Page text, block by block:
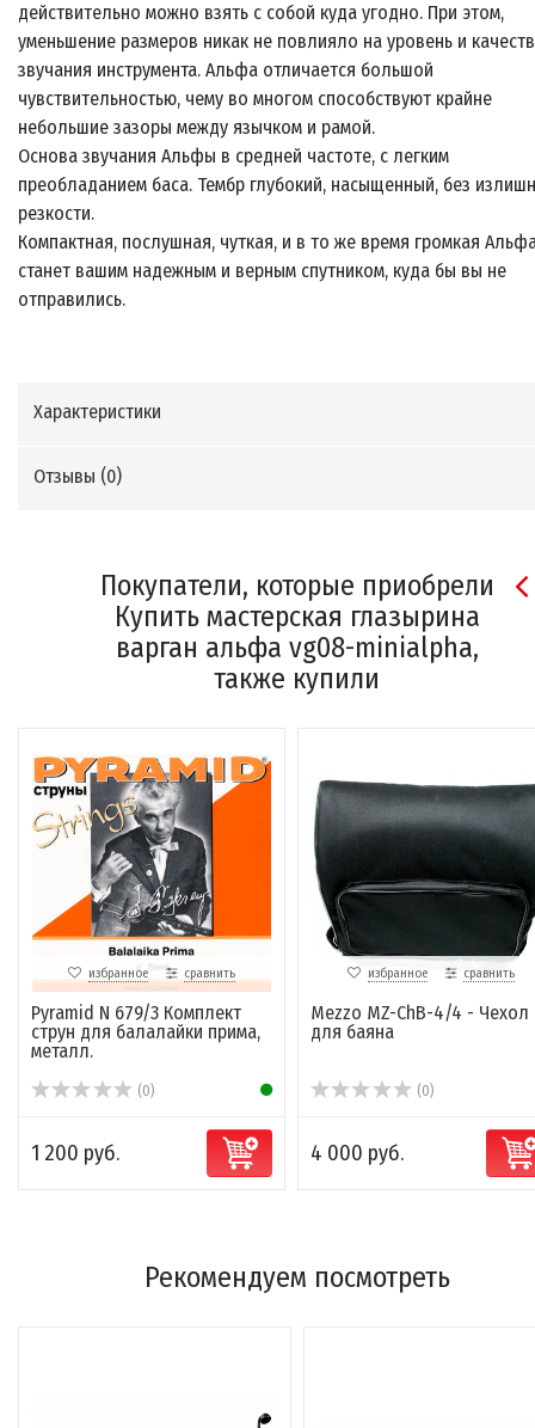
действительно можно взять с собой куда угодно. При этом,
уменьшение размеров никак не повлияло на уровень и
звучания инструмента. Альфа отличается большой
чувствительностью, чему во многом способствуют крайне
небольшие зазоры между язычком и рамой.
Основа звучания Альфы в средней частоте, с легким
преобладанием баса. Тембр глубокий, насыщенный, без
резкости.
Компактная, послушная, чуткая, и в то же время громкая
станет вашим надежным и верным спутником, куда бы вы не
отправились.
Характеристики
Отзывы (0)
Покупатели, которые приобрели
Купить мастерская глазырина
варган альфа vg08-minialpha,
также купили
избранное сравнить
Pyramid N 679/3 Комплект
струн для балалайки прима,
металл.
(0)
1 200 руб.
избранное сравнить
Mezzo MZ-ChB-4/4 - Чехол
для баяна
(0)
4 000 руб.
Рекомендуем посмотреть